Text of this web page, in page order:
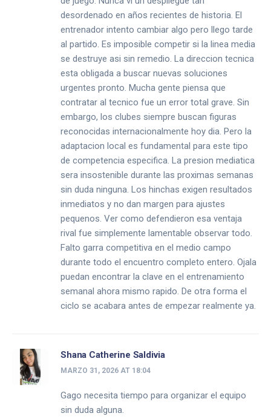
desordenado en años recientes de historia. El
entrenador intento cambiar algo pero llego tarde
al partido. Es imposible competir si la linea media
se destruye asi sin remedio. La direccion tecnica
esta obligada a buscar nuevas soluciones
urgentes pronto. Mucha gente piensa que
contratar al tecnico fue un error total grave. Sin
embargo, los clubes siempre buscan figuras
reconocidas internacionalmente hoy dia. Pero la
adaptacion local es fundamental para este tipo
de competencia especifica. La presion mediatica
sera insostenible durante las proximas semanas
sin duda ninguna. Los hinchas exigen resultados
inmediatos y no dan margen para ajustes
pequenos. Ver como defendieron esa ventaja
rival fue simplemente lamentable observar todo.
Falto garra competitiva en el medio campo
durante todo el encuentro completo entero. Ojala
puedan encontrar la clave en el entrenamiento
semanal ahora mismo rapido. De otra forma el
ciclo se acabara antes de empezar realmente ya.
Shana Catherine Saldivia
MARZO 31, 2026 AT 18:04
Gago necesita tiempo para organizar el equipo
sin duda alguna.